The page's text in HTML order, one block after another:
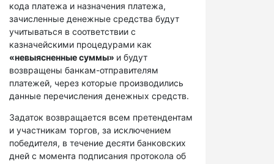
кода платежа и назначения платежа,
зачисленные денежные средства будут
учитываться в соответствии с
казначейскими процедурами как
«невыясненные суммы» и будут
возвращены банкам-отправителям
платежей, через которые производились
данные перечисления денежных средств.
Задаток возвращается всем претендентам
и участникам торгов, за исключением
победителя, в течение десяти банковских
дней с момента подписания протокола об